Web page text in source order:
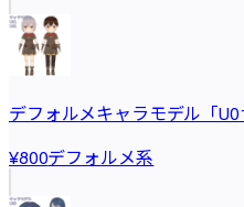
デフォルメキャラモデル「
¥800デフォルメ系